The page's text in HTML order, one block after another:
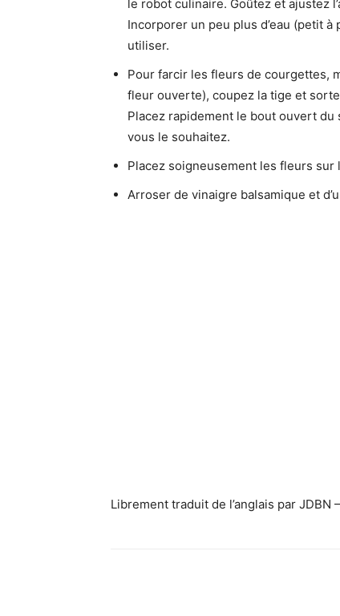
le robot culinaire. Goûtez et ajustez
Incorporer un peu plus d’eau (petit
utiliser.
Pour farcir les fleurs de courgettes,
fleur ouverte), coupez la tige et
Placez rapidement le bout ouvert du
vous le souhaitez.
Placez soigneusement les fleurs
Arroser de vinaigre balsamique et
Librement traduit de l’anglais par JDBN –